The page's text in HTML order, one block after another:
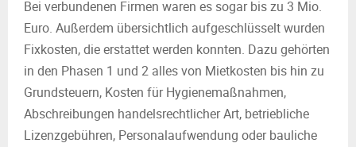
Bei verbundenen Firmen waren es sogar bis zu 3 Mio.
Euro. Außerdem übersichtlich aufgeschlüsselt wurden
Fixkosten, die erstattet werden konnten. Dazu gehörten
in den Phasen 1 und 2 alles von Mietkosten bis hin zu
Grundsteuern, Kosten für Hygienemaßnahmen,
Abschreibungen handelsrechtlicher Art, betriebliche
Lizenzgebühren, Personalaufwendung oder bauliche